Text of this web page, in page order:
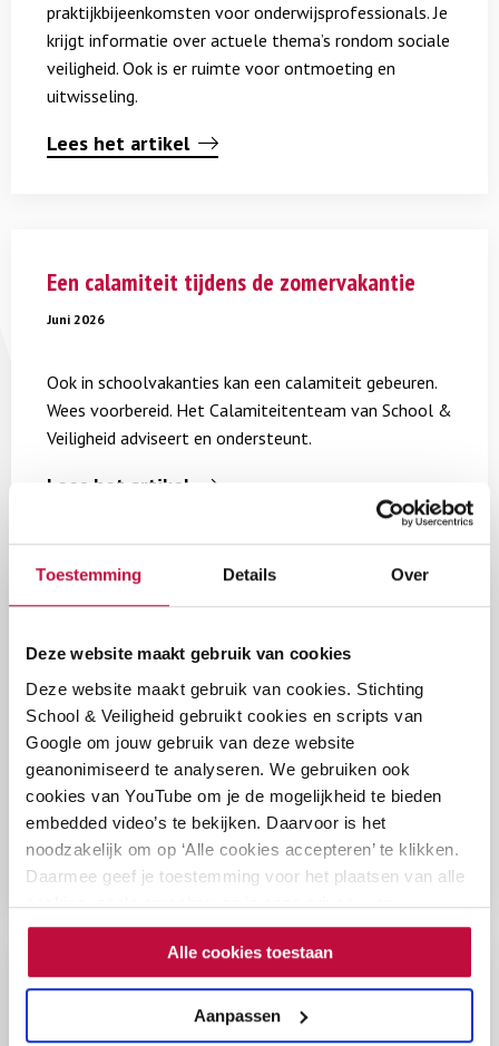
Toestemming Details Over
Deze website maakt gebruik van cookies
Deze website maakt gebruik van cookies. Stichting
School & Veiligheid gebruikt cookies en scripts van
Google om jouw gebruik van deze website
geanonimiseerd te analyseren. We gebruiken ook
cookies van YouTube om je de mogelijkheid te bieden
embedded video’s te bekijken. Daarvoor is het
noodzakelijk om op ‘Alle cookies accepteren’ te klikken.
Daarmee geef je toestemming voor het plaatsen van alle
cookies, zoals omschreven in onze privacy- en
cookieverklaring. Als je niet alle cookies accepteert, dan
kun je geen video's bekijken.Alle cookies toestaan
Aanpassen
regio-
praktijkbijeenkomsten
praktijkbijeenkomsten voor onderwijsprofessionals. Je
krijgt informatie over actuele thema’s rondom sociale
veiligheid. Ook is er ruimte voor ontmoeting en
uitwisseling.
Lees het artikel
tijdens
zomervakantie
Een calamiteit tijdens de zomervakantie
Juni 2026
Ook in schoolvakanties kan een calamiteit gebeuren.
Wees voorbereid. Het Calamiteitenteam van School &
Veiligheid adviseert en ondersteunt.
Lees het artikel
Lees
meer
Ons
jaarverslag
2025
verschenen
Mei 2026
Samen met scholen, onderwijsprofessionals en
partners hebben we ons ook in 2025 ingezet voor een
veilig schoolklimaat, zowel offline als online. Je leest
er alles over in ons jaarverslag.
Lees het artikel
meer
Een
Een plek voor iedereen! Toch?